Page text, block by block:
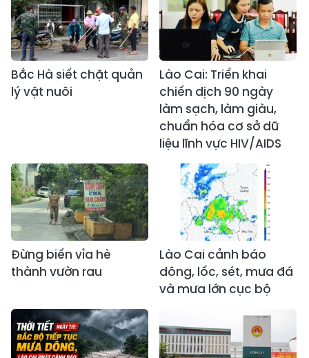
Bắc Hà siết chặt quản
lý vật nuôi
Lào Cai: Triển khai
chiến dịch 90 ngày
làm sạch, làm giàu,
chuẩn hóa cơ sở dữ
liệu lĩnh vực HIV/AIDS
Đừng biến vỉa hè
thành vườn rau
Lào Cai cảnh báo
dông, lốc, sét, mưa đá
và mưa lớn cục bộ